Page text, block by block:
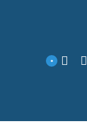
0